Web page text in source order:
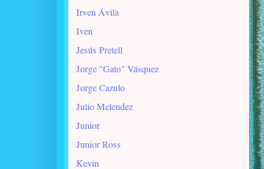
Irven Ávila
Iven
Jesús Pretell
Jorge "Gato" Vásquez
Jorge Cazulo
Julio Melendez
Junior
Junior Ross
Kevin